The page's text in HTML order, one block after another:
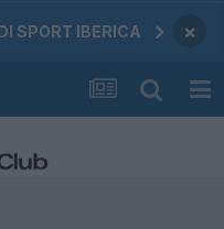
SPORT IBERICA ×